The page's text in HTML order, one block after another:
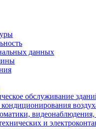
данных
обслуживание
видеонаблюдения,
и